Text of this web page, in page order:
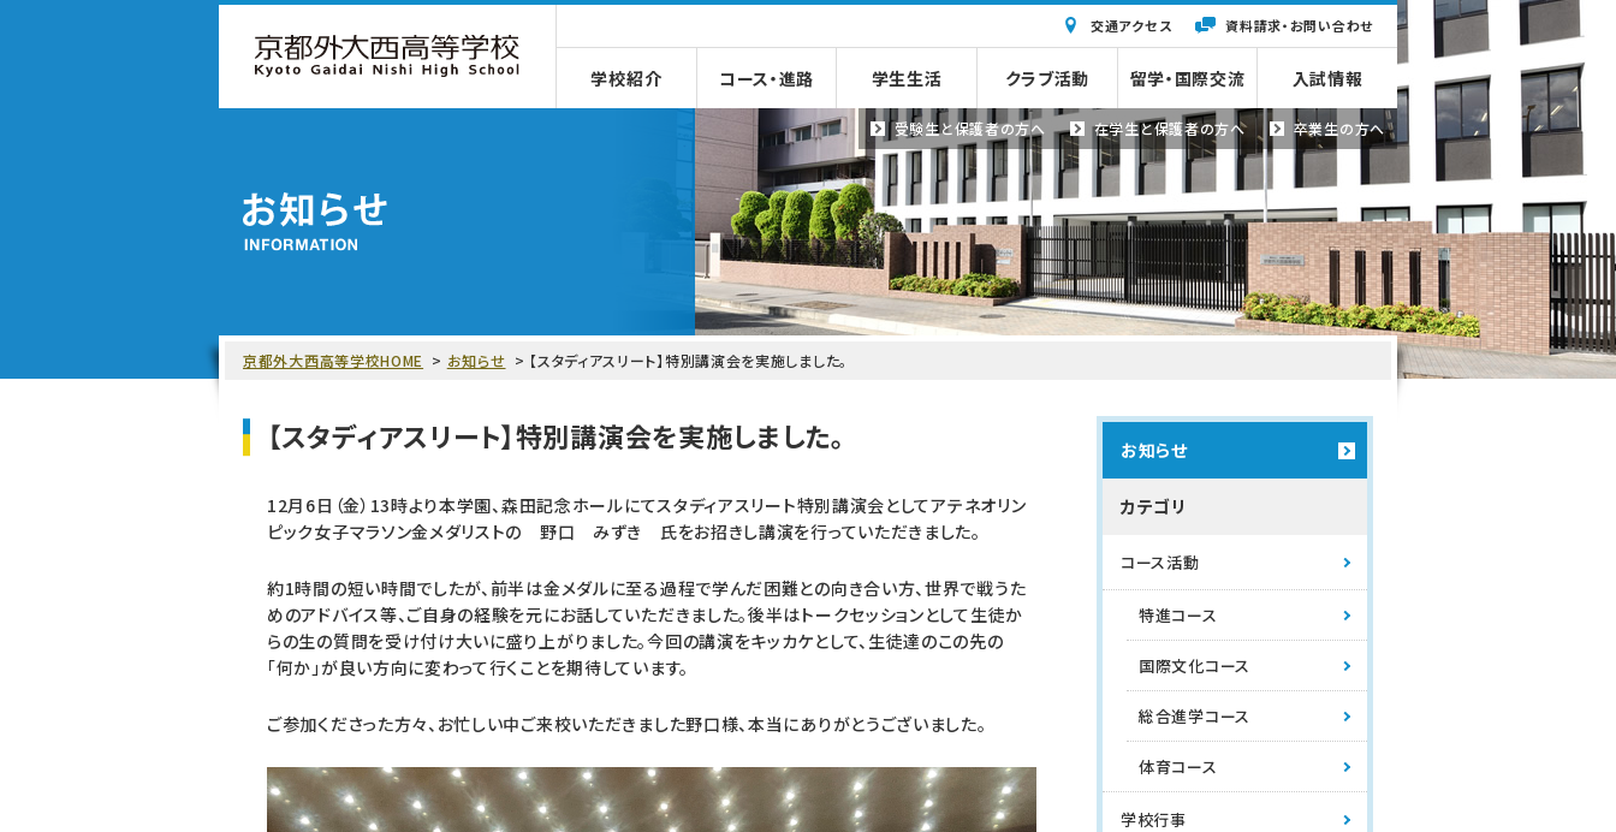
受験生と保護者の方へ 在学生と保護者の方へ 卒業生の方へ
学校紹介 コース・進路 学生生活 クラブ活動 留学・国際交流 入試情報
交通アクセス 資料請求・お問い合わせ
京都外大西高等学校HOME お知らせ 【スタディアスリート】特別講演会を実施しました。
【スタディアスリート】特別講演会を実施しました。
12月6日（金）13時より本学園、森田記念ホールにてスタディアスリート特別講演会としてアテネオリン
ピック女子マラソン金メダリストの 野口 みずき 氏をお招きし講演を行っていただきました。
約1時間の短い時間でしたが、前半は金メダルに至る過程で学んだ困難との向き合い方、世界で戦うた
めのアドバイス等、ご自身の経験を元にお話していただきました。後半はトークセッションとして生徒か
らの生の質問を受け付け大いに盛り上がりました。今回の講演をキッカケとして、生徒達のこの先の
「何か」が良い方向に変わって行くことを期待しています。
ご参加くださった方々、お忙しい中ご来校いただきました野口様、本当にありがとうございました。
お知らせ
カテゴリ
コース活動
特進コース
国際文化コース
総合進学コース
体育コース
学校行事